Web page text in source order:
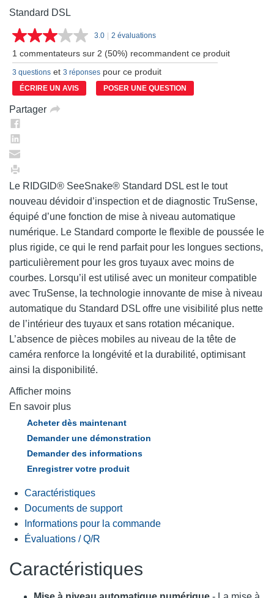
Standard DSL
3.0 Lire
les
2
commentaires.
Lien
vers
la
| 2 évaluations
1 commentateurs sur 2 (50%) recommandent ce produit
3 questions et 3 réponses pour ce produit
ÉCRIRE UN AVIS POSER UNE QUESTION
Partager
Le RIDGID® SeeSnake® Standard DSL est le tout
nouveau dévidoir d’inspection et de diagnostic TruSense,
équipé d’une fonction de mise à niveau automatique
numérique. Le Standard comporte le flexible de poussée le
plus rigide, ce qui le rend parfait pour les longues sections,
particulièrement pour les gros tuyaux avec moins de
courbes. Lorsqu’il est utilisé avec un moniteur compatible
avec TruSense, la technologie innovante de mise à niveau
automatique du Standard DSL offre une visibilité plus nette
de l’intérieur des tuyaux et sans rotation mécanique.
L’absence de pièces mobiles au niveau de la tête de
caméra renforce la longévité et la durabilité, optimisant
ainsi la disponibilité.
Afficher moins
En savoir plus
Acheter dès maintenant
Demander une démonstration
Demander des informations
Enregistrer votre produit
Caractéristiques
Documents de support
Informations pour la commande
Évaluations / Q/R
Caractéristiques